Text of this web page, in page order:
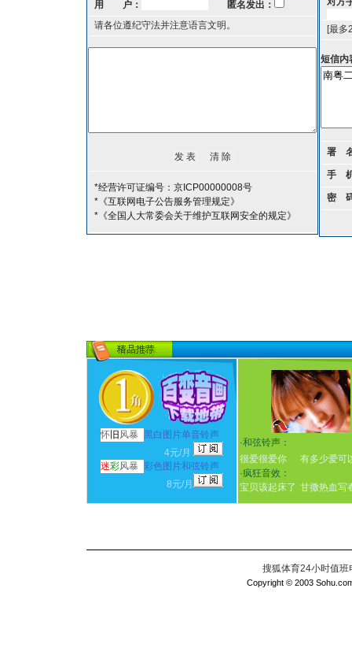
用 户：
匿名发出：
请各位遵纪守法并注意语言文明。
*经营许可证编号：京ICP00000008号
*《互联网电子公告服务管理规定》
*《全国人大常委会关于维护互联网安全的规定》
[最多
短信内
署
手
密
怀 旧 风暴
黑白图片单音铃声
4元/月
迷彩风暴 彩色图片和弦铃声
8元/月
·和弦铃声：
很爱很爱你
有多少爱可
·疯狂音效：
宝贝该起床了 甘撒热血写
搜狐体育24小时值
Copyright © 2003